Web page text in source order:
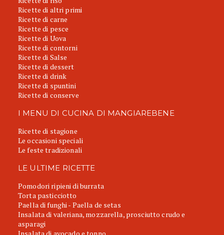
Ricette di altri primi
Ricette di carne
Ricette di pesce
Ricette di Uova
Ricette di contorni
Ricette di Salse
Ricette di dessert
Ricette di drink
Ricette di spuntini
Ricette di conserve
I MENU DI CUCINA DI MANGIAREBENE
Ricette di stagione
Le occasioni speciali
Le feste tradizionali
LE ULTIME RICETTE
Pomodori ripieni di burrata
Torta pasticciotto
Paella di funghi - Paella de setas
Insalata di valeriana, mozzarella, prosciutto crudo e
asparagi
Insalata di avocado e tonno